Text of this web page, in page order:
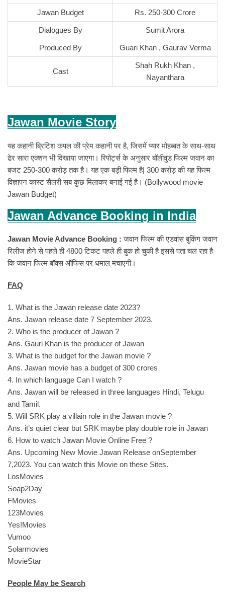
Jawan Budget Rs. 250-300 Crore
Dialogues By Sumit Arora
Produced By Guari Khan , Gaurav Verma
Cast
Shah Rukh Khan ,
Nayanthara
Jawan Movie Story
यह कहानी ब्रिटिश कपल की प्रेम कहानी पर है, जिसमें प्यार मोहब्बत के साथ-साथ
ढेर सारा एक्शन भी दिखाया जाएगा। रिपोर्ट्स के अनुसार बॉलीवुड फिल्म जवान का
बजट 250-300 करोड़ तक है। यह एक बड़ी फिल्म है| 300 करोड़ की यह फिल्म
विज्ञापन कास्ट सैलरी सब कुछ मिलाकर बनाई गई है। (Bollywood movie
Jawan Budget)
Jawan Advance Booking in India
Jawan Movie Advance Booking :जवान फिल्म की एडवांस बुकिंग जवान
रिलीज होने से पहले ही 4800 टिकट पहले ही बुक हो चुकी है इससे पता चल रहा है
कि जवान फिल्म बॉक्स ऑफिस पर धमाल मचाएगी।
FAQ
1. What is the Jawan release date 2023?
Ans. Jawan release date 7 September 2023.
2. Who is the producer of Jawan ?
Ans. Gauri Khan is the producer of Jawan
3. What is the budget for the Jawan movie ?
Ans. Jawan movie has a budget of 300 crores
4. In which language Can I watch ?
Ans. Jawan will be released in three languages Hindi, Telugu
and Tamil.
5. Will SRK play a villain role in the Jawan movie ?
Ans. it’s quiet clear but SRK maybe play double role in Jawan
6. How to watch Jawan Movie Online Free ?
Ans. Upcoming New Movie Jawan Release onSeptember
7,2023. You can watch this Movie on these Sites.
LosMovies
Soap2Day
FMovies
123Movies
Yes!Movies
Vumoo
Solarmovies
MovieStar
People May be Search